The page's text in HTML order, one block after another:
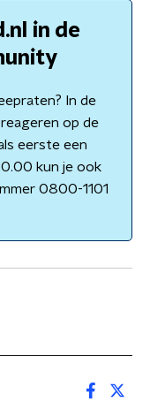
in de
In de
reageren op de
eerste een
kun je ook
0800-1101